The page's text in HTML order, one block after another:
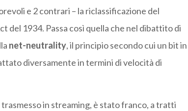
e 2 contrari­ – la riclassificazione del
del 1934. Passa così quella che nel dibattito di
net-neutrality, il principio secondo cui un bit in
diversamente in termini di velocità di
in streaming, è stato franco, a tratti